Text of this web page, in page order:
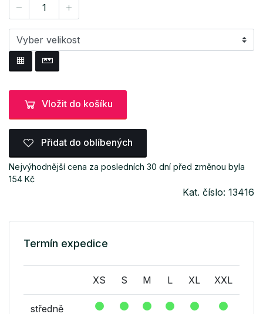
Vložit do košíku
Přidat do oblíbených
Nejvýhodnější cena za posledních 30 dní před změnou byla
154 Kč
Kat. číslo: 13416
Termín expedice
XS S M L XL XXL
středně